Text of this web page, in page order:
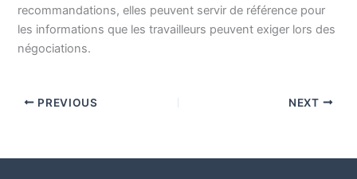
recommandations, elles peuvent servir de référence pour
les informations que les travailleurs peuvent exiger lors des
négociations.
PREVIOUS NEXT